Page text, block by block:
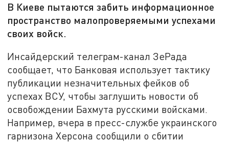
В Киеве пытаются забить информационное
пространство малопроверяемыми успехами
своих войск.
Инсайдерский телеграм-канал ЗеРада
сообщает, что Банковая использует тактику
публикации незначительных фейков об
успехах ВСУ, чтобы заглушить новости об
освобождении Бахмута русскими войсками.
Например, вчера в пресс-службе украинского
гарнизона Херсона сообщили о сбитии